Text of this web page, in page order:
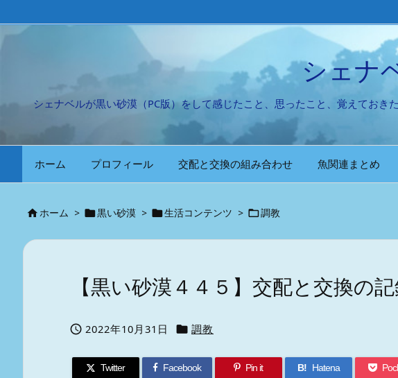
シェナ
シェナベルが黒い砂漠（PC版）をして感じたこと、思ったこと、覚えてお
ホーム プロフィール 交配と交換の組み合わせ 魚関連まとめ
ホーム > 黒い砂漠 > 生活コンテンツ > 調教
【黒い砂漠４４５】交配と交換の
 2022年10月31日  調教
Twitter Facebook Pin it B! Hatena